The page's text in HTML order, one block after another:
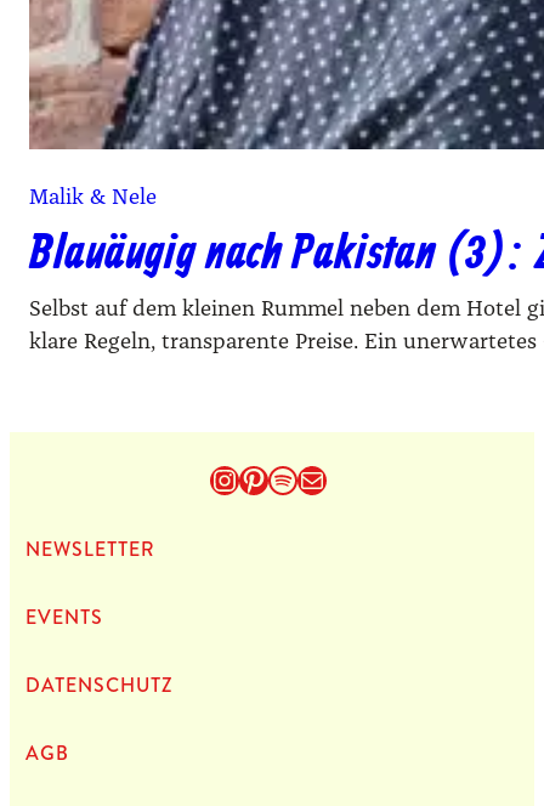
Malik & Nele
Blauäugig nach Pakistan (3):
Selbst auf dem kleinen Rummel neben dem Hotel
klare Regeln, transparente Preise. Ein
Instagram
Pinterest
Spotify
E-Mail
NEWS­LET­TER
EVENTS
DATEN­SCHUTZ
AGB